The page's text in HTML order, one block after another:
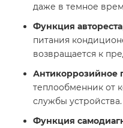
даже в темное
Функция
питания
возвращается к
Антикоррозийное
теплообменник от
службы устройства.
Функция